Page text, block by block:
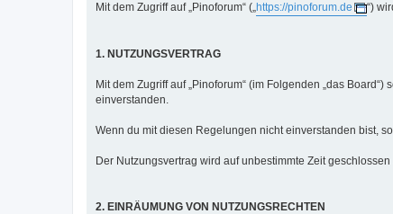
Mit dem Zugriff auf „Pinoforum“ („https://pinoforum.de “)
1. NUTZUNGSVERTRAG
Mit dem Zugriff auf „Pinoforum“ (im Folgenden „das
einverstanden.
Wenn du mit diesen Regelungen nicht einverstanden bist,
Der Nutzungsvertrag wird auf unbestimmte Zeit
2. EINRÄUMUNG VON NUTZUNGSRECHTEN